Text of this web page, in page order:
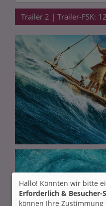
Trailer 2 | Trailer-FSK: 12
Hallo! Könnten wir bitte
Erforderlich &
können Ihre